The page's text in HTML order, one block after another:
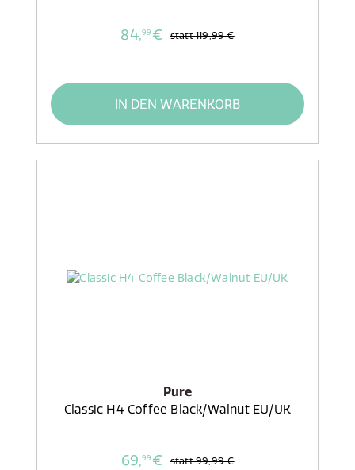
84,99 € statt119,99 €
IN DEN WARENKORB
Pure
Classic H4 Coffee Black/Walnut EU/UK
69,99 € statt99,99 €